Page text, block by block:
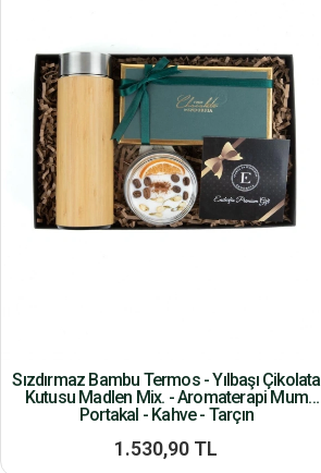
Sızdırmaz Bambu Termos - Yılbaşı Çikolata
Kutusu Madlen Mix. - Aromaterapi Mum
Portakal - Kahve - Tarçın
1.530,90 TL